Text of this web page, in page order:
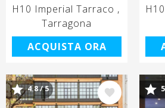
H10 Imperial Tarraco
Tarragona
ACQUISTA ORA
Immagine
4.8 / 5